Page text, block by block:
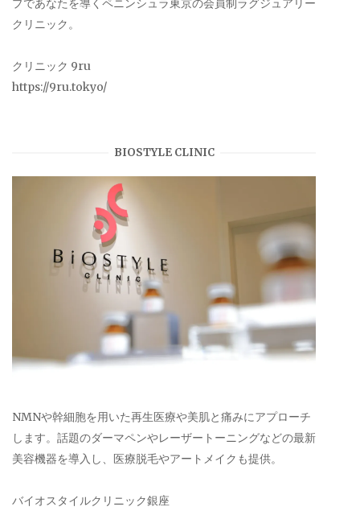
プであなたを導くペニンシュラ東京の会員制ラグジュアリー
クリニック。
クリニック 9ru
https://9ru.tokyo/
BIOSTYLE CLINIC
NMNや幹細胞を用いた再生医療や美肌と痛みにアプローチ
します。話題のダーマペンやレーザートーニングなどの最新
美容機器を導入し、医療脱毛やアートメイクも提供。
バイオスタイルクリニック銀座